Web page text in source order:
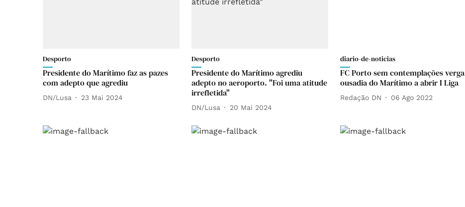
Desporto
Presidente do Marítimo faz as pazes
com adepto que agrediu
DN/Lusa 23 Mai 2024
Desporto
Presidente do Marítimo agrediu
adepto no aeroporto. "Foi uma atitude
irrefletida"
DN/Lusa 20 Mai 2024
diario-de-noticias
FC Porto sem contemplações verga
ousadia do Marítimo a abrir I Liga
Redação DN 06 Ago 2022